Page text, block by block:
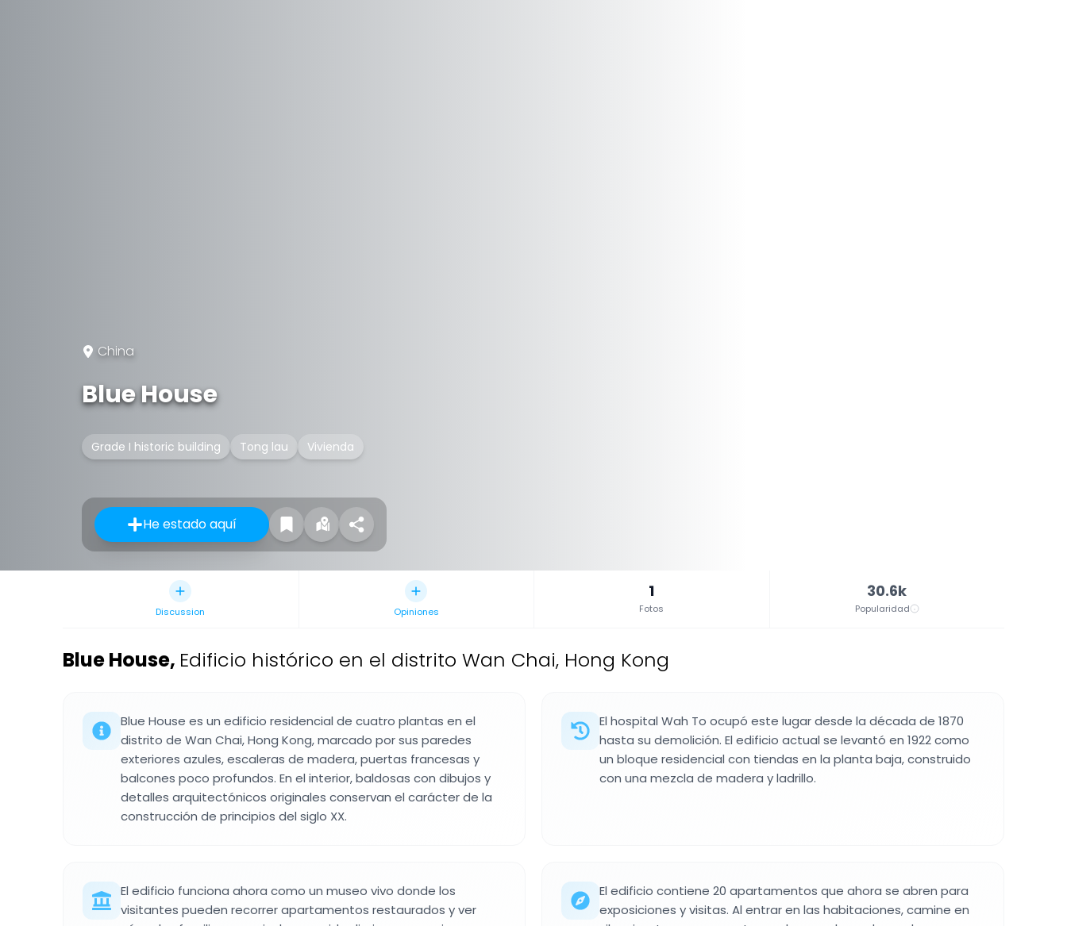
China
Blue House
Grade I historic building Tong lau Vivienda
He estado aquí
Discussion Opiniones
1
Fotos
30.6k
Popularidad
Blue House, Edificio histórico en el distrito Wan Chai, Hong Kong
Blue House es un edificio residencial de cuatro plantas en el
distrito de Wan Chai, Hong Kong, marcado por sus paredes
exteriores azules, escaleras de madera, puertas francesas y
balcones poco profundos. En el interior, baldosas con dibujos y
detalles arquitectónicos originales conservan el carácter de la
construcción de principios del siglo XX.
El hospital Wah To ocupó este lugar desde la década de 1870
hasta su demolición. El edificio actual se levantó en 1922 como
un bloque residencial con tiendas en la planta baja, construido
con una mezcla de madera y ladrillo.
El edificio funciona ahora como un museo vivo donde los
visitantes pueden recorrer apartamentos restaurados y ver
El edificio contiene 20 apartamentos que ahora se abren para
exposiciones y visitas. Al entrar en las habitaciones, camine en